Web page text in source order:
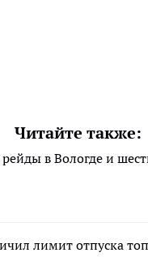
Читайте также:
в Вологде и
лимит отпуска